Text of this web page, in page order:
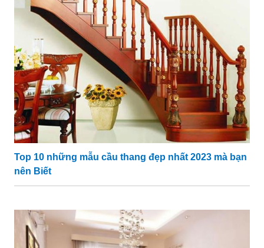
Top 10 những mẫu cầu thang đẹp nhất 2023 mà bạn
nên Biết